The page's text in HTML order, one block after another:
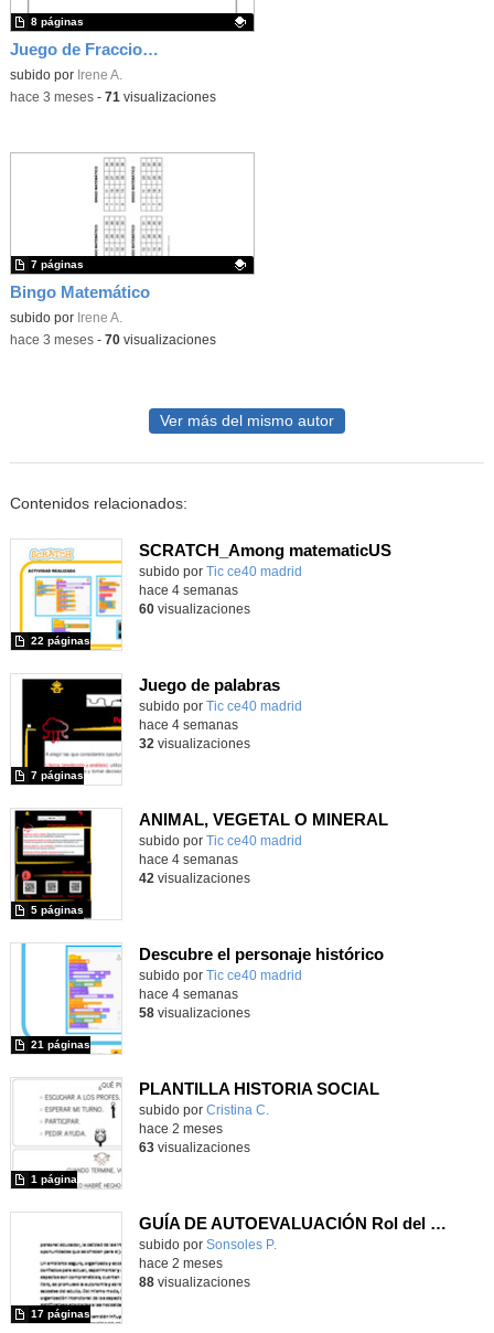
Juego de Fracciones
Contenido educativo.
subido por Irene A.
8 páginas
-hace 3 meses- 71 visualizaciones
Bingo Matemático
Contenido educativo.
subido por Irene A.
7 páginas
-hace 3 meses- 70visualizaciones
Ver más del mismo autor
Contenidos relacionados:
SCRATCH_Among matematicUS
subido por Tic ce40 madrid
22 páginas
hace 4 semanas
60visualizaciones
Juego de palabras
subido por Tic ce40 madrid
7 páginas
hace 4 semanas
32 visualizaciones
ANIMAL, VEGETAL O MINERAL
subido por Tic ce40 madrid
5 páginas
hace 4 semanas
42 visualizaciones
Descubre el personaje histórico
subido por Tic ce40 madrid
21 páginas
hace 4 semanas
58visualizaciones
PLANTILLA HISTORIA SOCIAL
subido por Cristina C.
1 página
hace 2 meses
63visualizaciones
GUÍA DE AUTOEVALUACIÓN Rol del personal educador como acompañantes del juego
Contenido educativo.
subido por Sonsoles P.
17 páginas
hace 2 meses
88visualizaciones